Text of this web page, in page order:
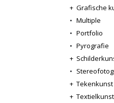
+ Grafische
• Multiple
• Portfolio
• Pyrografie
+
•
+ Tekenkunst
+ Textielkunst